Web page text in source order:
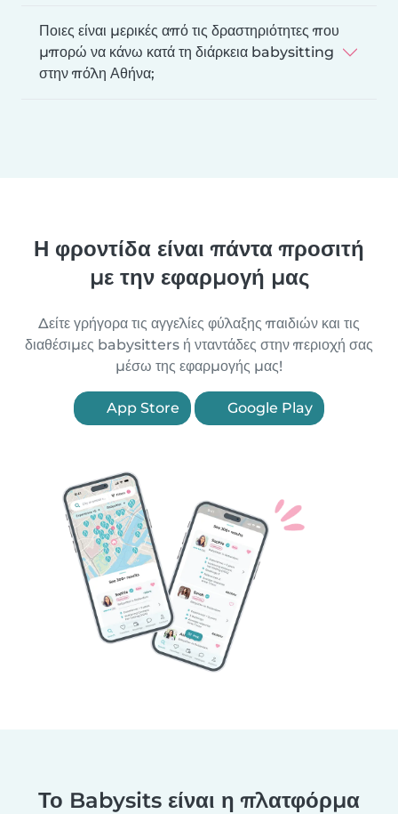
Ποιες είναι μερικές από τις δραστηριότητες που
μπορώ να κάνω κατά τη διάρκεια babysitting
στην πόλη Αθήνα;
Η φροντίδα είναι πάντα προσιτή
με την εφαρμογή μας
Δείτε γρήγορα τις αγγελίες φύλαξης παιδιών και τις
διαθέσιμες babysitters ή νταντάδες στην περιοχή σας
μέσω της εφαρμογής μας!
App Store Google Play
Το Babysits είναι η πλατφόρμα